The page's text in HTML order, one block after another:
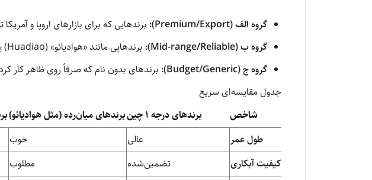
گروه الف (Premium/Export):
برندهایی که برای بازارهای اروپا و
گروه ب (Mid-range/Reliable):
برندهایی مانند «هوادیائو» (Huadiao) یا «هایشین» (Hyshin) که در ایران شناخته شده‌اند و عملکرد پایداری دارند.
گروه ج (Budget/Generic):
برندهای بدون نام که صرفاً روی ظاهر کار
جدول مقایسه‌ای سریع
شاخص
برندهای درجه ۱ چین برندهای میان‌رده (مثل هوادیائو)
طول عمر
عالی خوب
کیفیت آبکاری
تضمین‌شده مطلوب